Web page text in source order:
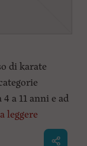
di karate
a 11 anni e ad
leggere